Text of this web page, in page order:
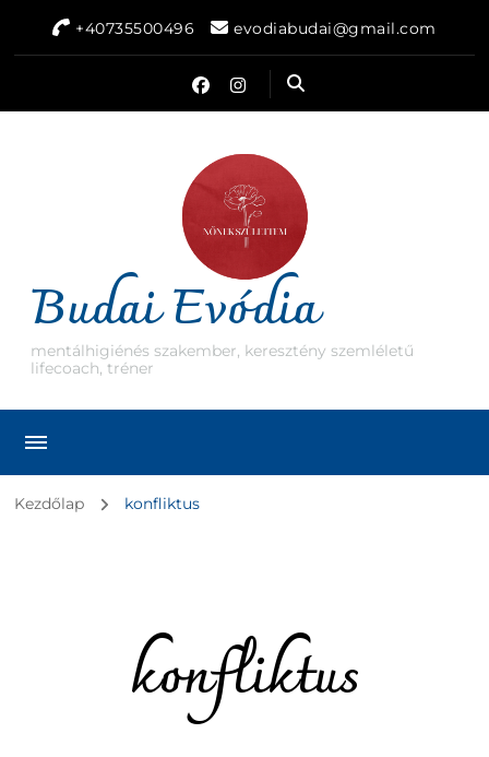
+40735500496 evodiabudai@gmail.com
Budai Evódia
mentálhigiénés szakember, keresztény szemléletű
lifecoach, tréner
Kezdőlap konfliktus
konfliktus